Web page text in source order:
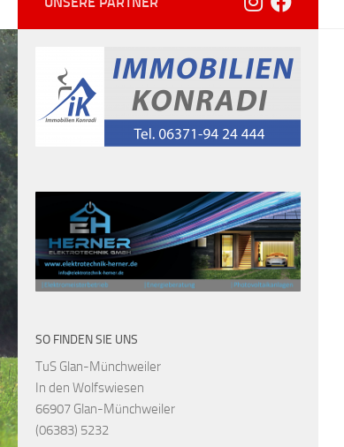
SO FINDEN SIE UNS
TuS Glan-Münchweiler
In den Wolfswiesen
66907 Glan-Münchweiler
(06383) 5232